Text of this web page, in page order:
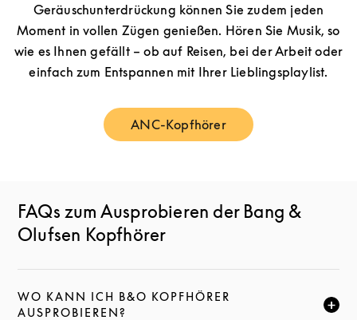
Geräuschunterdrückung können Sie zudem jeden
Moment in vollen Zügen genießen. Hören Sie Musik, so
wie es Ihnen gefällt – ob auf Reisen, bei der Arbeit oder
einfach zum Entspannen mit Ihrer Lieblingsplaylist.
ANC-KopfhörerLink Opens in New Tab
FAQs zum Ausprobieren der Bang &
Olufsen Kopfhörer
WO KANN ICH B&O KOPFHÖRER
AUSPROBIEREN?
KLICKE HIER, UM DIESE BESCHREIBUNG ZU